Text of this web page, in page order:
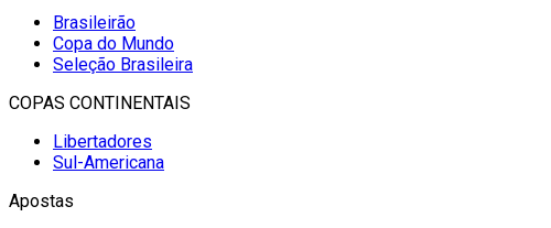
Brasileirão
Copa do Mundo
Seleção Brasileira
COPAS CONTINENTAIS
Libertadores
Sul-Americana
Apostas